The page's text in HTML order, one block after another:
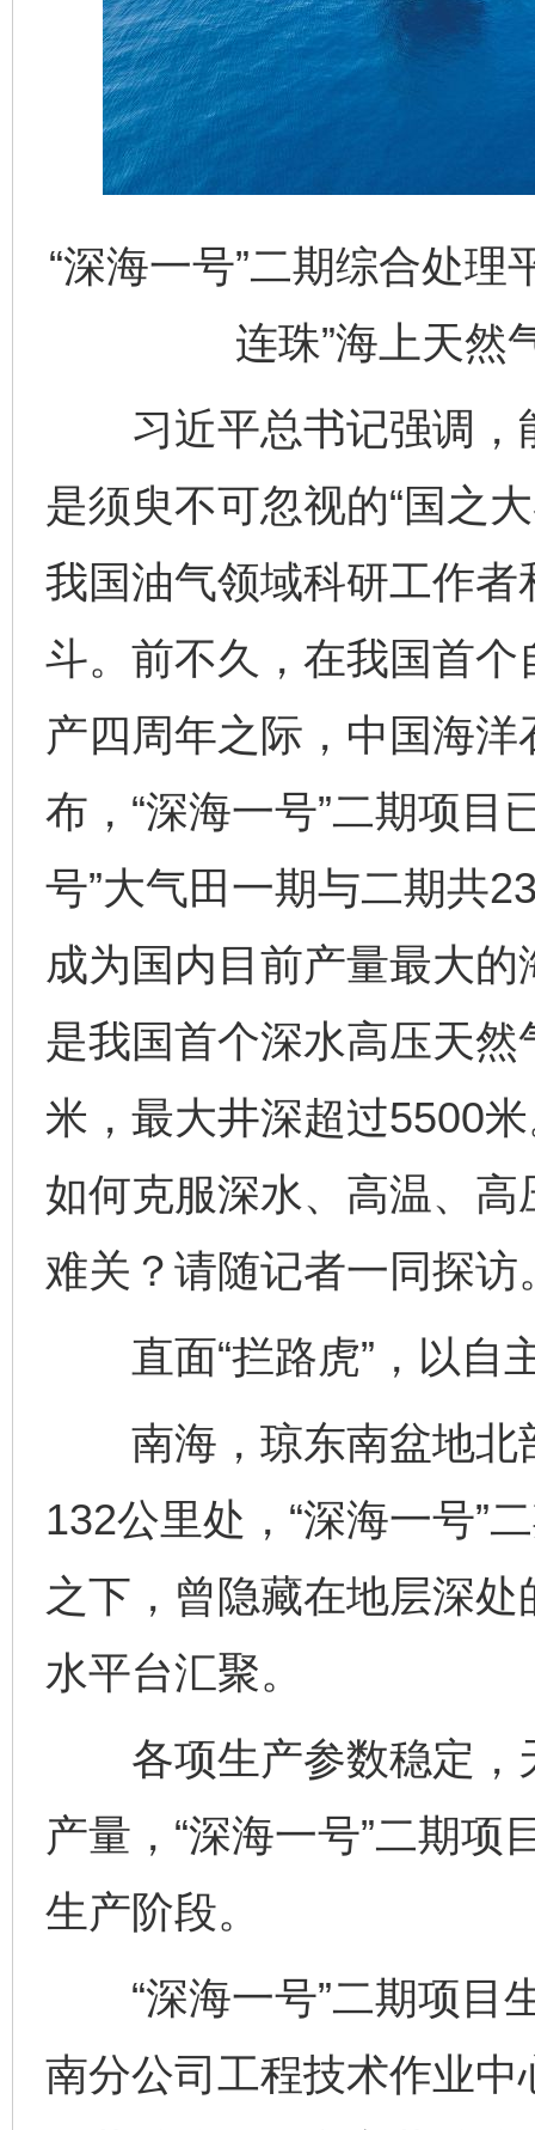
“深海一号”二期综合处理
连珠”海上天
习近平总书记强调，
是须臾不可忽视的“国之
我国油气领域科研工作
斗。前不久，在我国首个
产四周年之际，中国海
布，“深海一号”二期项目
号”大气田一期与二期共
成为国内目前产量最大的
是我国首个深水高压天
米，最大井深超过5500
如何克服深水、高温、
难关？请随记者一同探访
直面“拦路虎”，以自
南海，琼东南盆地北
132公里处，“深海一号”
之下，曾隐藏在地层深
水平台汇聚。
各项生产参数稳定，
产量，“深海一号”二期
生产阶段。
“深海一号”二期项目
南分公司工程技术作业